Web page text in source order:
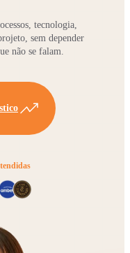
tecnologia,
sem depender
não se falam.